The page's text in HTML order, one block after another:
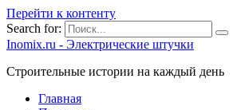
Перейти к контенту
Search for:
Inomix.ru - Электрические штучки
Cтроительные истории на каждый день
Главная